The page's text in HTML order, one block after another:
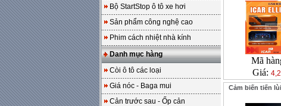
Bộ StartStop ô tô xe hơi
Sản phẩm công nghệ cao
Phim cách nhiệt nhà kính
Danh mục hàng
Còi ô tô các loại
Giá nóc - Baga mui
Cản trước sau - Ốp cản
Mã
Giá:
Cảm biến tiến